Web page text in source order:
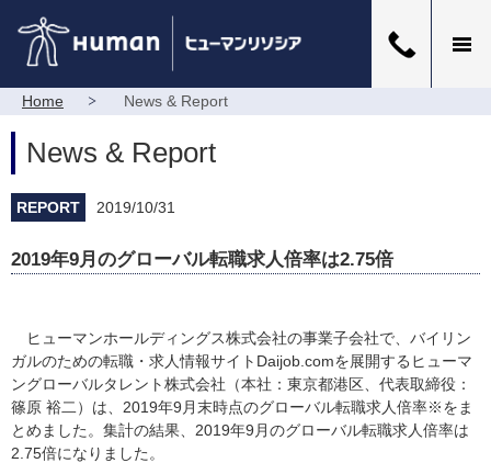
Home News & Report
News & Report
REPORT 2019/10/31
2019年9月のグローバル転職求人倍率は2.75倍
ヒューマンホールディングス株式会社の事業子会社で、バイリン
ガルのための転職・求人情報サイトDaijob.comを展開するヒューマ
ングローバルタレント株式会社（本社：東京都港区、代表取締役：
篠原 裕二）は、2019年9月末時点のグローバル転職求人倍率※をま
とめました。集計の結果、2019年9月のグローバル転職求人倍率は
2.75倍になりました。